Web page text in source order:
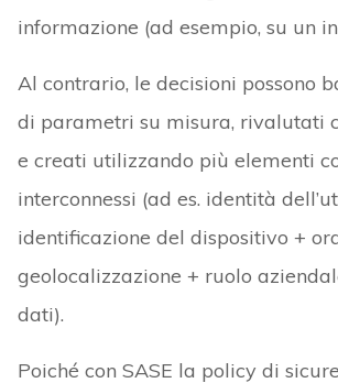
informazione (ad esempio, su un
Al contrario, le decisioni possono
di parametri su misura, rivalutati
e creati utilizzando più elementi
interconnessi (ad es. identità
identificazione del dispositivo +
geolocalizzazione + ruolo
dati).
Poiché con SASE la policy di